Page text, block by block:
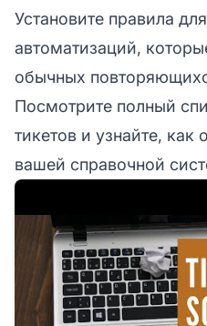
Установите правила
автоматизаций,
обычных
Посмотрите полный
тикетов и узнайте, как
вашей справочной